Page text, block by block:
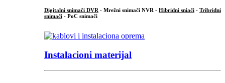
Digitalni snimači DVR - Mrežni snimači NVR - Hibridni sniači - Tribridni
snimači - PoC snimači
Instalacioni materijal